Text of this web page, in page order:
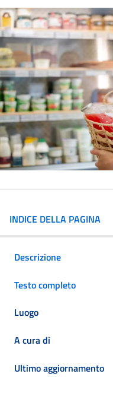
INDICE DELLA PAGINA
Descrizione
Testo completo
Luogo
A cura di
Ultimo aggiornamento